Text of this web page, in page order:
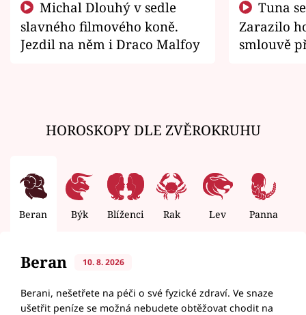
slavného filmového koně.
Jezdil na něm i Draco Malfoy
Zarazilo
smlouvě
HOROSKOPY DLE ZVĚROKRUHU
Beran Býk Blíženci Rak Lev Panna
Beran 10. 8. 2026
Berani, nešetřete na péči o své fyzické zdraví. Ve snaze
ušetřit peníze se možná nebudete obtěžovat chodit na